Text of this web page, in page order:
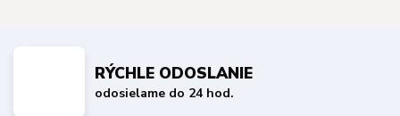
RÝCHLE ODOSLANIE
odosielame do 24 hod.